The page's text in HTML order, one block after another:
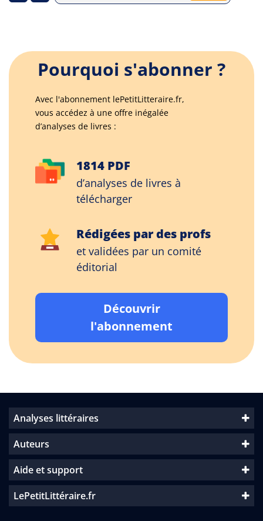
Pourquoi s'abonner ?
Avec l'abonnement lePetitLitteraire.fr,
vous accédez à une offre inégalée
d’analyses de livres :
1814 PDF
d’analyses de livres à
télécharger
Rédigées par des profs
et validées par un comité
éditorial
Découvrir
l'abonnement
Analyses littéraires
Auteurs
Aide et support
LePetitLittéraire.fr